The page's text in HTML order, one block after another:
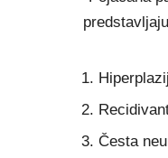
Česta